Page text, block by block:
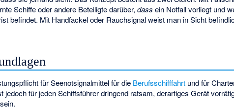
Schiffe oder andere Beteiligte darüber,dass ein Notfall vorliegt und
befindet. Mit Handfackel oder Rauchsignal weist man in Sicht
für Seenotsignalmittel für die Berufsschifffahrt und für
jedoch für jeden Schiffsführer dringend ratsam, derartiges Gerät